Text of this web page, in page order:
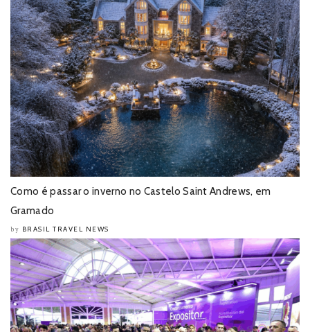
Como é passar o inverno no Castelo Saint Andrews, em
Gramado
by BRASIL TRAVEL NEWS